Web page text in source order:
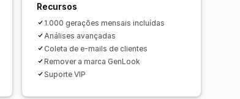
Recursos
1.000 gerações mensais incluídas
Análises avançadas
Coleta de e-mails de clientes
Remover a marca GenLook
Suporte VIP